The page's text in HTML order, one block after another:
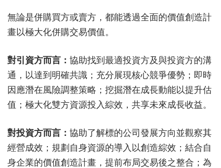
無論是併購買方或賣方，都能透過全面的價值創造計
畫以極大化併購交易價值。
對引資方而言： 協助找到最適投資方及與投資方的溝
通，以達到明確共識；充分展現核心競爭優勢；即時
因應潛在風險調整策略；挖掘潛在成長動能以提升估
值；極大化雙方資源投入綜效，共享未來成長收益。
對投資方而言： 協助了解標的公司發展方向並觀察其
經營成效；規劃自身資源的導入以創造綜效；結合自
身企業的價值創造計畫，提前布局交易後之整合；為